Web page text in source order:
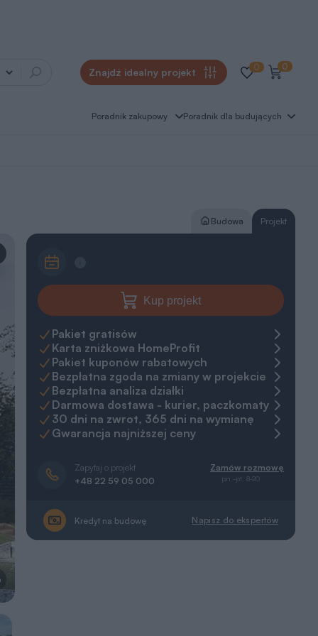
Znajdź idealny projekt 0 0
Poradnik zakupowy Poradnik dla budujących
Budowa Projekt
Kup projekt
Pakiet gratisów
Karta zniżkowa HomeProfit
Pakiet kuponów rabatowych
Bezpłatna zgoda na zmiany w projekcie
Bezpłatna analiza działki
Darmowa dostawa - kurier, paczkomaty
30 dni na zwrot, 365 dni na wymianę
Gwarancja najniższej ceny
Zapytaj o projekt
+48 22 59 05 000
Zamów rozmowę
pn.-pt. 8-20
Kredyt na budowę Napisz do ekspertów